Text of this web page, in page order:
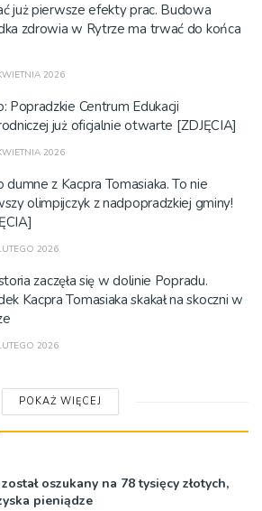
już pierwsze efekty prac. Budowa
zdrowia w Rytrze ma trwać do końca
2026
Popradzkie Centrum Edukacji
już oficjalnie otwarte [ZDJĘCIA]
2026
dumne z Kacpra Tomasiaka. To nie
olimpijczyk z nadpopradzkiej gminy!
2026
zaczęła się w dolinie Popradu.
Kacpra Tomasiaka skakał na skoczni w
2026
POKAŻ WIĘCEJ
oszukany na 78 tysięcy złotych,
pieniądze